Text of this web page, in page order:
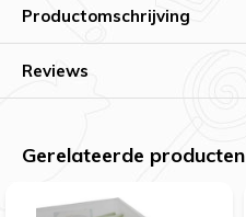
Productomschrijving
Reviews
Gerelateerde producten